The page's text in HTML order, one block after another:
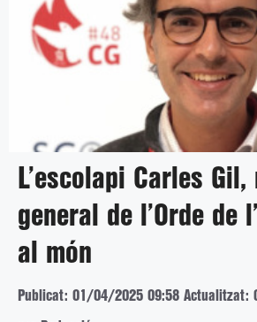
L’escolapi Carles
general de l’Orde de
al món
Publicat: 01/04/2025 09:58 Actualitzat: